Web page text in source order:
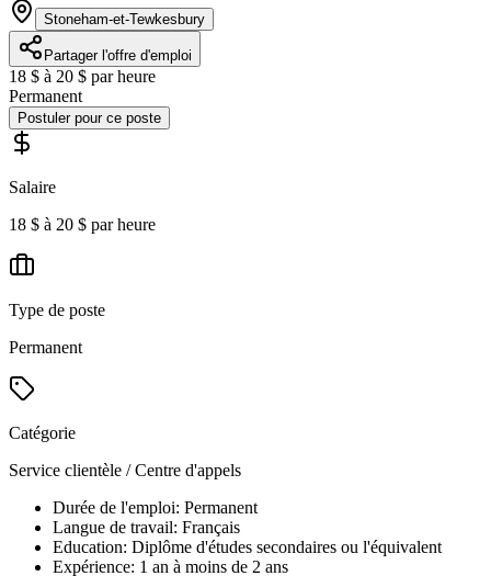
Stoneham-et-Tewkesbury
Partager l'offre d'emploi
18 $ à 20 $ par heure
Permanent
Postuler pour ce poste
Salaire
18 $ à 20 $ par heure
Type de poste
Permanent
Catégorie
Service clientèle / Centre d'appels
Durée de l'emploi: Permanent
Langue de travail: Français
Education: Diplôme d'études secondaires ou l'équivalent
Expérience: 1 an à moins de 2 ans